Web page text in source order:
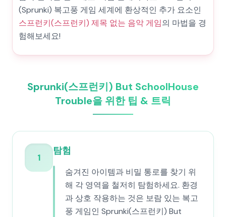
(Sprunki) 복고풍 게임 세계에 환상적인 추가 요소인
스프런키(스프런키) 제목 없는 음악 게임의 마법을 경
험해보세요!
Sprunki(스프런키) But SchoolHouse
Trouble을 위한 팁 & 트릭
1
탐험
숨겨진 아이템과 비밀 통로를 찾기 위
해 각 영역을 철저히 탐험하세요. 환경
과 상호 작용하는 것은 보람 있는 복고
풍 게임인 Sprunki(스프런키) But